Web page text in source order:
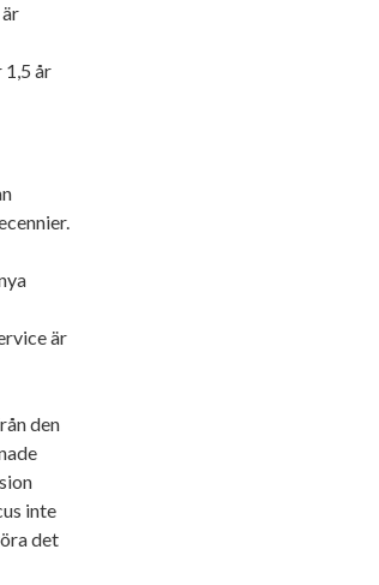
år
är
den
inte
det